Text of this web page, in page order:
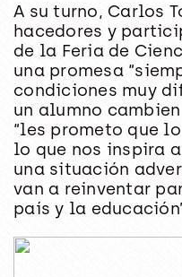
A su turno, Carlos
hacedores y
de la Feria de
una promesa
condiciones muy
un alumno
“les prometo que
lo que nos inspira
una situación
van a reinventar
país y la